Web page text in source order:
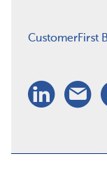
CustomerFirst